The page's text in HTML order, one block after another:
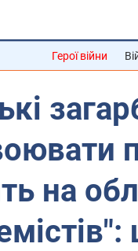
Герої війни
на